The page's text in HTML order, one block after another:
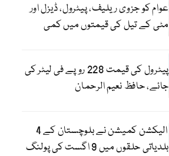
عوام کو جزوی ریلیف، پیٹرول، ڈیزل اور
مٹی کے تیل کی قیمتوں میں کمی
پیٹرول کی قیمت 228 روپے فی لیٹر کی
جائے، حافظ نعیم الرحمان
الیکشن کمیشن نے بلوچستان کے 4
بلدیاتی حلقوں میں 9 اگست کی پولنگ